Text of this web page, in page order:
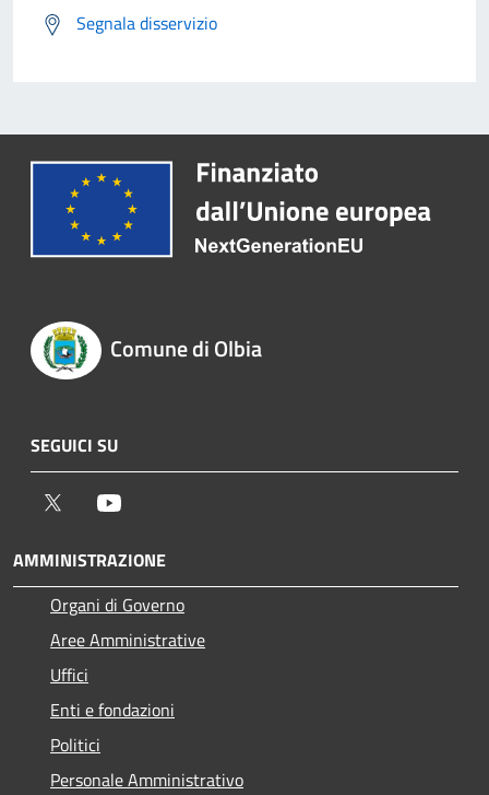
Segnala disservizio
Comune di Olbia
SEGUICI SU
Twitter
AMMINISTRAZIONE
Organi di Governo
Aree Amministrative
Uffici
Enti e fondazioni
Politici
Personale Amministrativo